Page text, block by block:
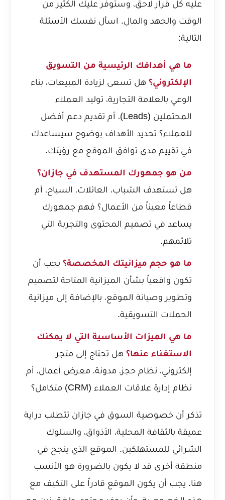
عليه كل قرار لاحق، وستوفر عليك الكثير من
الوقت والجهد والمال. اسأل نفسك الأسئلة
التالية:
ما هي أهدافك الرئيسية من التسويق
الإلكتروني؟ هل تسعى لزيادة المبيعات، بناء
الوعي بالعلامة التجارية، توليد العملاء
المحتملين (Leads)، أم تقديم دعم أفضل
للعملاء؟ تحديد الأهداف بوضوح سيساعدك
في تقييم مدى توافق الموقع مع رؤيتك.
من هو جمهورك المستهدف في جازان؟
هل تستهدف الشباب، العائلات، السياح، أم
قطاعاً معيناً من الأعمال؟ فهم جمهورك
يساعد في تصميم المحتوى والتجربة التي
تلائمهم.
ما هو حجم ميزانيتك المخصصة؟ يجب أن
تكون واقعياً بشأن الميزانية المتاحة لتصميم
وتطوير وصيانة الموقع، بالإضافة إلى ميزانية
الحملات التسويقية.
ما هي الميزات الأساسية التي لا يمكنك
الاستغناء عنها؟ هل تحتاج إلى متجر
إلكتروني، نظام حجز، مدونة، معرض أعمال، أم
نظام إدارة علاقات العملاء (CRM) متكامل؟
تذكر أن خصوصية السوق في جازان تتطلب دراية
عميقة بالثقافة المحلية، الأذواق، والسلوك
الشرائي للمستهلكين. الموقع الذي ينجح في
منطقة أخرى قد لا يكون بالضرورة هو الأنسب
هنا. يجب أن يكون الموقع قادراً على التكيف مع